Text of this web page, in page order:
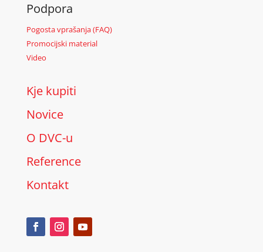
Podpora
Pogosta vprašanja (FAQ)
Promocijski material
Video
Kje kupiti
Novice
O DVC-u
Reference
Kontakt